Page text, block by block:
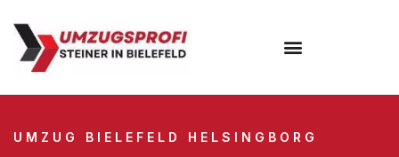
UMZUG BIELEFELD HELSINGBORG